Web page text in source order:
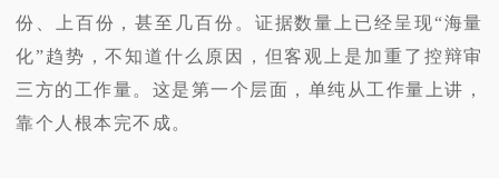
份、上百份，甚至几百份。证据数量上已经呈现“海量
化”趋势，不知道什么原因，但客观上是加重了控辩审
三方的工作量。这是第一个层面，单纯从工作量上讲，
靠个人根本完不成。